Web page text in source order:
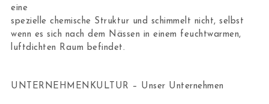
eine
spezielle chemische Struktur und schimmelt nicht, selbst
wenn es sich nach dem Nässen in einem feuchtwarmen,
luftdichten Raum befindet.
UNTERNEHMENKULTUR – Unser Unternehmen